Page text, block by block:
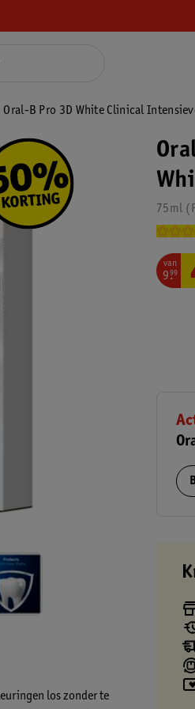
Oral-B Pro 3D White Clinical
los zonder te
75ml
van
9.
99